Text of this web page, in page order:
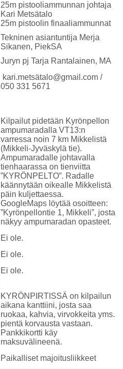
25m pistooliammunnan johtaja
Kari Metsätalo
25m pistoolin finaaliammunnat
Tekninen asiantuntija Merja
Sikanen, PiekSA
Juryn pj Tarja Rantalainen, MA
kari.metsätalo@gmail.com /
050 331 5671
Kilpailut pidetään Kyrönpellon
ampumaradalla VT13:n
varressa noin 7 km Mikkelistä
(Mikkeli-Jyväskylä tie).
Ampumaradalle johtavalla
tienhaarassa on tienviitta
”KYRÖNPELTO”. Radalle
käännytään oikealle Mikkelistä
päin kuljettaessa.
GoogleMaps löytää osoitteen:
”Kyrönpellontie 1, Mikkeli”, josta
näkyy ampumaradan opasteet.
Ei ole.
Ei ole.
Ei ole.
KYRÖNPIRTISSÄ on kilpailun
aikana kanttiini, josta saa
ruokaa, kahvia, virvokkeita yms.
pientä korvausta vastaan.
Pankkikortti käy
maksuvälineenä.
Paikalliset majoitusliikkeet